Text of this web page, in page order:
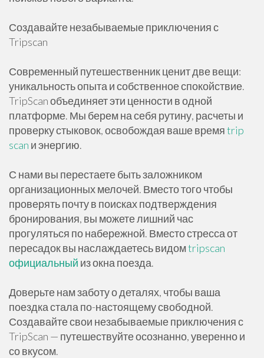
Создавайте незабываемые приключения с
Tripscan
Современный путешественник ценит две вещи:
уникальность опыта и собственное спокойствие.
TripScan объединяет эти ценности в одной
платформе. Мы берем на себя рутину, расчеты и
проверку стыковок, освобождая ваше времяtrip
scan и энергию.
С нами вы перестаете быть заложником
организационных мелочей. Вместо того чтобы
проверять почту в поисках подтверждения
бронирования, вы можете лишний час
прогуляться по набережной. Вместо стресса от
пересадок вы наслаждаетесь видомtripscan
официальный из окна поезда.
Доверьте нам заботу о деталях, чтобы ваша
поездка стала по-настоящему свободной.
Создавайте свои незабываемые приключения с
TripScan — путешествуйте осознанно, уверенно и
со вкусом.